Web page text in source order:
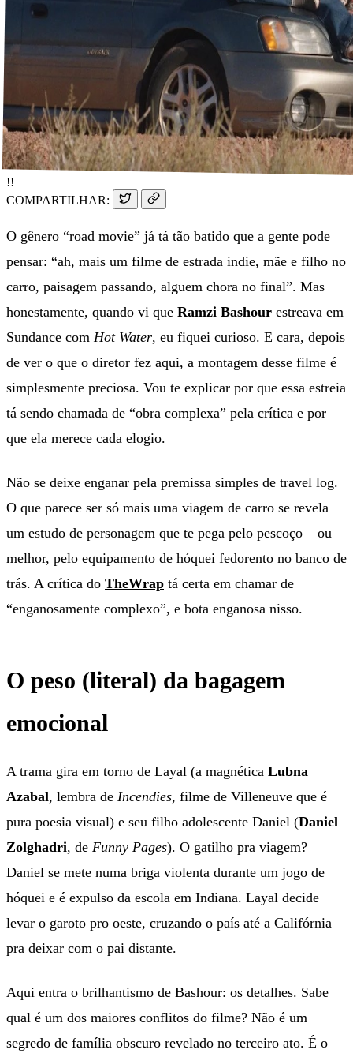
!!
COMPARTILHAR:
O gênero “road movie” já tá tão batido que a gente pode
pensar: “ah, mais um filme de estrada indie, mãe e filho no
carro, paisagem passando, alguem chora no final”. Mas
honestamente, quando vi que Ramzi Bashour estreava em
Sundance com Hot Water, eu fiquei curioso. E cara, depois
de ver o que o diretor fez aqui, a montagem desse filme é
simplesmente preciosa. Vou te explicar por que essa estreia
tá sendo chamada de “obra complexa” pela crítica e por
que ela merece cada elogio.
Não se deixe enganar pela premissa simples de travel log.
O que parece ser só mais uma viagem de carro se revela
um estudo de personagem que te pega pelo pescoço – ou
melhor, pelo equipamento de hóquei fedorento no banco de
trás. A crítica do TheWrap tá certa em chamar de
“enganosamente complexo”, e bota enganosa nisso.
O peso (literal) da bagagem
emocional
A trama gira em torno de Layal (a magnética Lubna
Azabal, lembra de Incendies, filme de Villeneuve que é
pura poesia visual) e seu filho adolescente Daniel (Daniel
Zolghadri, de Funny Pages). O gatilho pra viagem?
Daniel se mete numa briga violenta durante um jogo de
hóquei e é expulso da escola em Indiana. Layal decide
levar o garoto pro oeste, cruzando o país até a Califórnia
pra deixar com o pai distante.
Aqui entra o brilhantismo de Bashour: os detalhes. Sabe
qual é um dos maiores conflitos do filme? Não é um
segredo de família obscuro revelado no terceiro ato. É o